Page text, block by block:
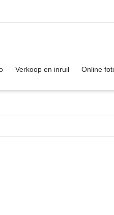
thecolour items.
Verkoop en inruil Online